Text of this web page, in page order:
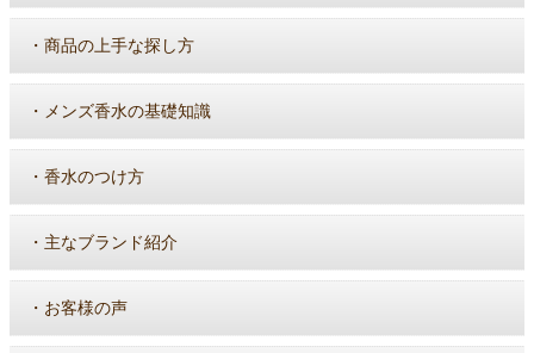
・ 商品の上手な探し方
・ メンズ香水の基礎知識
・ 香水のつけ方
・ 主なブランド紹介
・ お客様の声